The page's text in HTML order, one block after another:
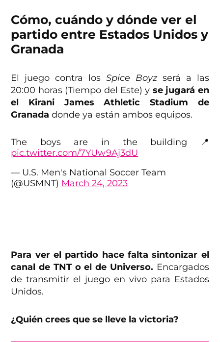
Cómo, cuándo y dónde ver el
partido entre Estados Unidos y
Granada
El juego contra los Spice Boyzserá a las
20:00 horas (Tiempo del Este) y se jugará en
el Kirani James Athletic Stadium de
Granada donde ya están ambos equipos.
The boys are in the building 📍
pic.twitter.com/7YUw9Aj3dU
— U.S. Men's National Soccer Team
(@USMNT) March 24, 2023
Para ver el partido hace falta sintonizar el
canal de TNT o el de Universo. Encargados
de transmitir el juego en vivo para Estados
Unidos.
¿Quién crees que se lleve la victoria?